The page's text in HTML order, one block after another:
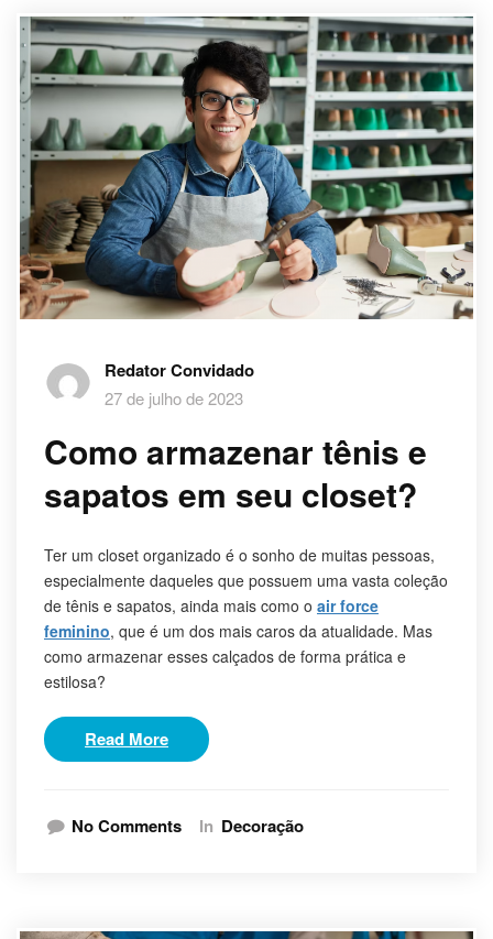
Redator Convidado
27 de julho de 2023
Como armazenar tênis e
sapatos em seu closet?
Ter um closet organizado é o sonho de muitas pessoas,
especialmente daqueles que possuem uma vasta coleção
de tênis e sapatos, ainda mais como o air force
feminino, que é um dos mais caros da atualidade. Mas
como armazenar esses calçados de forma prática e
estilosa?
Read More
No Comments In Decoração